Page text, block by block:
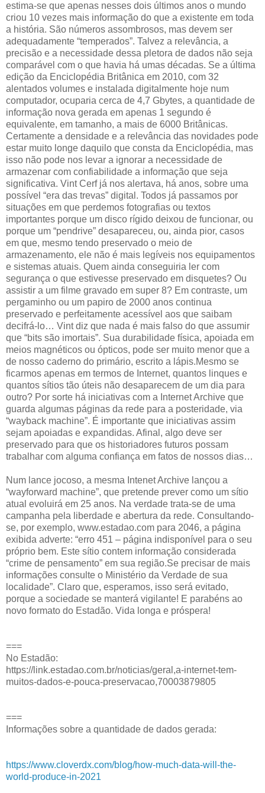
estima-se que apenas nesses dois últimos anos o mundo
criou 10 vezes mais informação do que a existente em toda
a história. São números assombrosos, mas devem ser
adequadamente “temperados”. Talvez a relevância, a
precisão e a necessidade dessa pletora de dados não seja
comparável com o que havia há umas décadas. Se a última
edição da Enciclopédia Britânica em 2010, com 32
alentados volumes e instalada digitalmente hoje num
computador, ocuparia cerca de 4,7 Gbytes, a quantidade de
informação nova gerada em apenas 1 segundo é
equivalente, em tamanho, a mais de 6000 Britânicas.
Certamente a densidade e a relevância das novidades pode
estar muito longe daquilo que consta da Enciclopédia, mas
isso não pode nos levar a ignorar a necessidade de
armazenar com confiabilidade a informação que seja
significativa. Vint Cerf já nos alertava, há anos, sobre uma
possível “era das trevas” digital. Todos já passamos por
situações em que perdemos fotografias ou textos
importantes porque um disco rígido deixou de funcionar, ou
porque um “pendrive” desapareceu, ou, ainda pior, casos
em que, mesmo tendo preservado o meio de
armazenamento, ele não é mais legíveis nos equipamentos
e sistemas atuais. Quem ainda conseguiria ler com
segurança o que estivesse preservado em disquetes? Ou
assistir a um filme gravado em super 8? Em contraste, um
pergaminho ou um papiro de 2000 anos continua
preservado e perfeitamente acessível aos que saibam
decifrá-lo… Vint diz que nada é mais falso do que assumir
que “bits são imortais”. Sua durabilidade física, apoiada em
meios magnéticos ou ópticos, pode ser muito menor que a
de nosso caderno do primário, escrito a lápis.Mesmo se
ficarmos apenas em termos de Internet, quantos linques e
quantos sítios tão úteis não desaparecem de um dia para
outro? Por sorte há iniciativas com a Internet Archive que
guarda algumas páginas da rede para a posteridade, via
“wayback machine”. É importante que iniciativas assim
sejam apoiadas e expandidas. Afinal, algo deve ser
preservado para que os historiadores futuros possam
trabalhar com alguma confiança em fatos de nossos dias…
Num lance jocoso, a mesma Intenet Archive lançou a
“wayforward machine”, que pretende prever como um sítio
atual evoluirá em 25 anos. Na verdade trata-se de uma
campanha pela liberdade e abertura da rede. Consultando-
se, por exemplo, www.estadao.com para 2046, a página
exibida adverte: “erro 451 – página indisponível para o seu
próprio bem. Este sítio contem informação considerada
“crime de pensamento” em sua região.Se precisar de mais
informações consulte o Ministério da Verdade de sua
localidade”. Claro que, esperamos, isso será evitado,
porque a sociedade se manterá vigilante! E parabéns ao
novo formato do Estadão. Vida longa e próspera!
===
No Estadão:
https://link.estadao.com.br/noticias/geral,a-internet-tem-
muitos-dados-e-pouca-preservacao,70003879805
===
Informações sobre a quantidade de dados gerada:
https://www.cloverdx.com/blog/how-much-data-will-the-
world-produce-in-2021